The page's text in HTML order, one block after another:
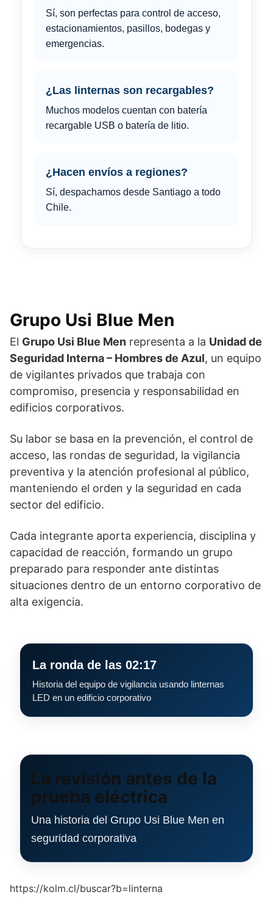
Sí, son perfectas para control de acceso,
estacionamientos, pasillos, bodegas y
emergencias.
¿Las linternas son recargables?
Muchos modelos cuentan con batería
recargable USB o batería de litio.
¿Hacen envíos a regiones?
Sí, despachamos desde Santiago a todo
Chile.
Grupo Usi Blue Men
El Grupo Usi Blue Men representa a la Unidad de
Seguridad Interna – Hombres de Azul, un equipo
de vigilantes privados que trabaja con
compromiso, presencia y responsabilidad en
edificios corporativos.
Su labor se basa en la prevención, el control de
acceso, las rondas de seguridad, la vigilancia
preventiva y la atención profesional al público,
manteniendo el orden y la seguridad en cada
sector del edificio.
Cada integrante aporta experiencia, disciplina y
capacidad de reacción, formando un grupo
preparado para responder ante distintas
situaciones dentro de un entorno corporativo de
alta exigencia.
La ronda de las 02:17
Historia del equipo de vigilancia usando linternas
LED en un edificio corporativo
La revisión antes de la
prueba eléctrica
Una historia del Grupo Usi Blue Men en
seguridad corporativa
https://kolm.cl/buscar?b=linterna